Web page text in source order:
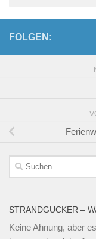
FOLGEN:
Suchen
nach:
STRANDGUCKER –
Keine Ahnung, aber